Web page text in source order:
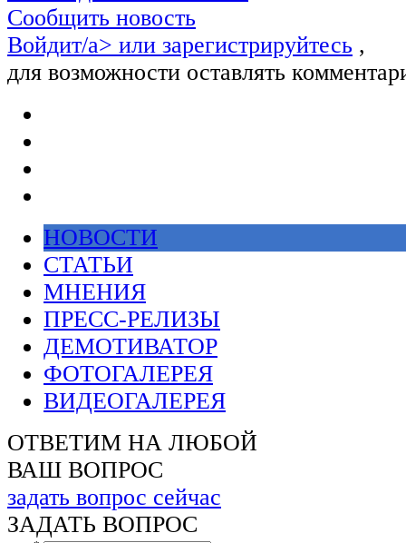
Сообщить новость
Войдит/a> или зарегистрируйтесь ,
для возможности оставлять
НОВОСТИ
СТАТЬИ
МНЕНИЯ
ПРЕСС-РЕЛИЗЫ
ДЕМОТИВАТОР
ФОТОГАЛЕРЕЯ
ВИДЕОГАЛЕРЕЯ
ОТВЕТИМ НА ЛЮБОЙ
ВАШ ВОПРОС
задать вопрос сейчас
ЗАДАТЬ ВОПРОС